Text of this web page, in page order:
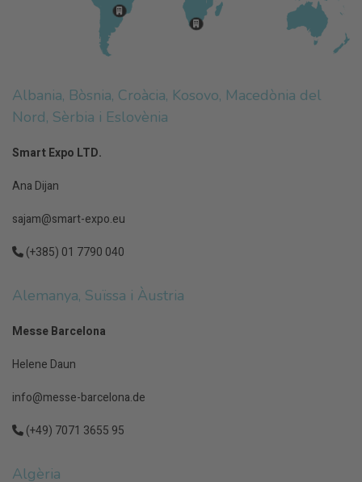
Albania, Bòsnia, Croàcia, Kosovo, Macedònia del
Nord, Sèrbia i Eslovènia
Smart Expo LTD.
Ana Dijan
sajam@smart-expo.eu
(+385) 01 7790 040
Alemanya, Suïssa i Àustria
Messe Barcelona
Helene Daun
info@messe-barcelona.de
(+49) 7071 3655 95
Algèria